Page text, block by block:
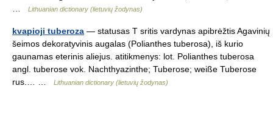
Lithuanian dictionary (lietuvių žodynas)
kvapioji tuberoza — statusas T sritis vardynas apibrėžtis Agavinių
šeimos dekoratyvinis augalas (Polianthes tuberosa), iš kurio
gaunamas eterinis aliejus. atitikmenys: lot. Polianthes tuberosa
angl. tuberose vok. Nachthyazinthe; Tuberose; weiße Tuberose
rus.… …
Lithuanian dictionary (lietuvių žodynas)